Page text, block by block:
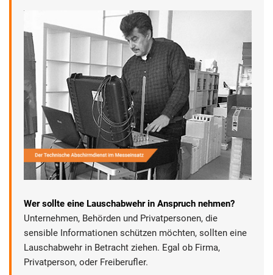
Wer sollte eine Lauschabwehr in Anspruch nehmen?
Unternehmen, Behörden und Privatpersonen, die
sensible Informationen schützen möchten, sollten eine
Lauschabwehr in Betracht ziehen. Egal ob Firma,
Privatperson, oder Freiberufler.